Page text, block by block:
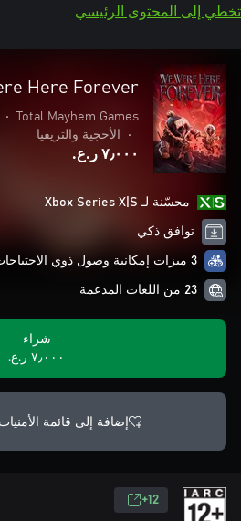
تخطي إلى المحتوى الرئيسي
Here Forever
Total Mayhem Games
•
•
الأحجية والتريفيا
٧٫٠٠٠ ر.ع.‏
محسّنة لـ Xbox Series X|S
توافق ذكي
3 ميزات إمكانية وصول ذوي الاحتياجات الخاصة
23 من اللغات المدعمة
شراء
٧٫٠٠٠ ر.ع.‏
إضافة إلى قائمة الأمنيات
12+